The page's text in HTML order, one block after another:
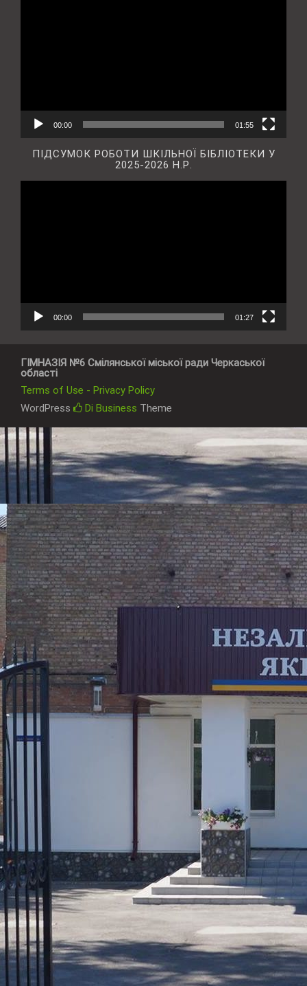
00:00 01:55
ПІДСУМОК РОБОТИ ШКІЛЬНОЇ БІБЛІОТЕКИ У
2025-2026 Н.Р.
00:00 01:27
ГІМНАЗІЯ №6 Смілянської міської ради Черкаської
області
Terms of Use - Privacy Policy
WordPress
Di Business Theme